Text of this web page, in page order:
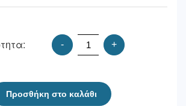
- +
Προσθήκη στο καλάθι